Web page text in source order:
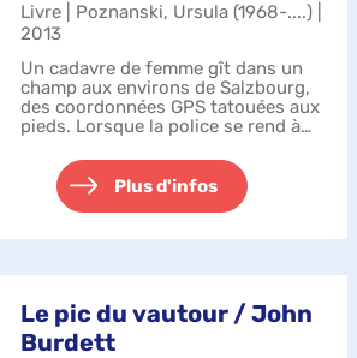
Livre | Poznanski, Ursula (1968-....) |
2013
Un cadavre de femme gît dans un
champ aux environs de Salzbourg,
des coordonnées GPS tatouées aux
pieds. Lorsque la police se rend à
elle découvre une boîte en
plastique contenant une main
d'ho...
Plus d'infos
Le pic du vautour / John
Burdett